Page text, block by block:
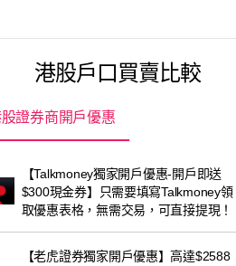
港股戶口買賣比較
證券商開戶優惠
【Talkmoney獨家開戶優惠-開戶即送
$300現金券】只需要填寫Talkmoney領
取優惠表格，無需交易，可直接提現！
【老虎證券獨家開戶優惠】高達$2588